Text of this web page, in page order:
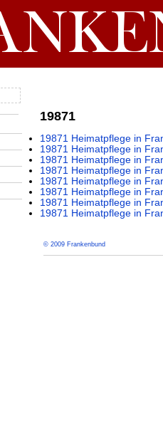
19871
19871 Heimatpflege in
19871 Heimatpflege in
19871 Heimatpflege in
19871 Heimatpflege in
19871 Heimatpflege in
19871 Heimatpflege in
19871 Heimatpflege in
19871 Heimatpflege in
© 2009 Frankenbund